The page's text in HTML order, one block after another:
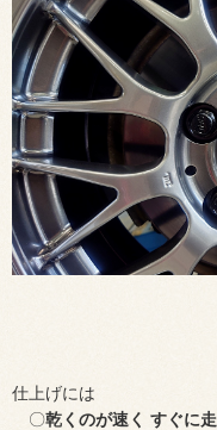
仕上げには
〇乾くのが速く すぐに